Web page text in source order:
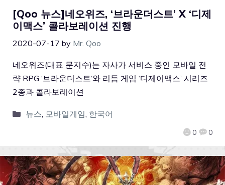
[Qoo 뉴스]네오위즈, ‘브라운더스트’ X ‘디제
이맥스’ 콜라보레이션 진행
2020-07-17 by Mr. Qoo
0 0
네오위즈(대표 문지수)는 자사가 서비스 중인 모바일 전
략 RPG ‘브라운더스트‘와 리듬 게임 ‘디제이맥스’ 시리즈
2종과 콜라보레이션
뉴스 모바일게임 한국어